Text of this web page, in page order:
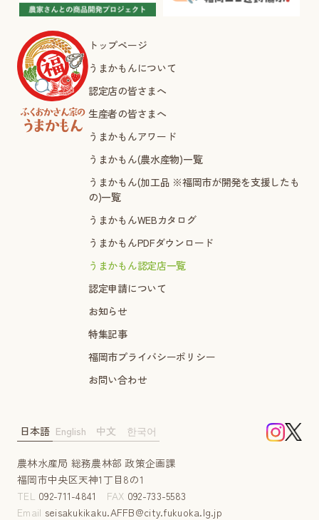
トップページ
うまかもんについて
認定店の皆さまへ
生産者の皆さまへ
うまかもんアワード
うまかもん(農水産物)一覧
うまかもん(加工品 ※福岡市が開発を支援したも
の)一覧
うまかもんWEBカタログ
うまかもんPDFダウンロード
うまかもん認定店一覧
認定申請について
お知らせ
特集記事
福岡市プライバシーポリシー
お問い合わせ
農林水産局 総務農林部 政策企画課
福岡市中央区天神1丁目8の1
TEL 092-711-4841 FAX 092-733-5583
Email seisakukikaku.AFFB@city.fukuoka.lg.jp
日本語 English 中文 한국어